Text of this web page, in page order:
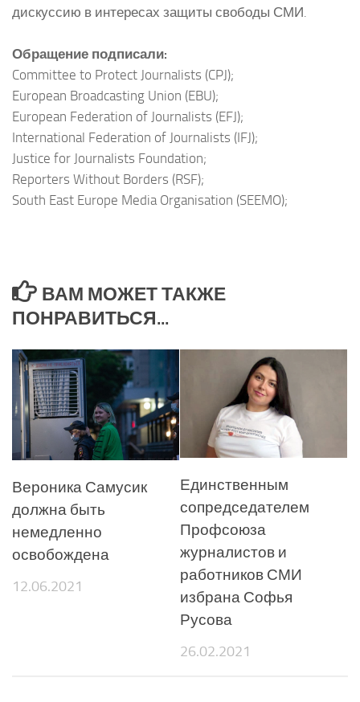
дискуссию в интересах защиты свободы СМИ.
Обращение подписали:
Committee to Protect Journalists (CPJ);
European Broadcasting Union (EBU);
European Federation of Journalists (EFJ);
International Federation of Journalists (IFJ);
Justice for Journalists Foundation;
Reporters Without Borders (RSF);
South East Europe Media Organisation (SEEMO);
ВАМ МОЖЕТ ТАКЖЕ
ПОНРАВИТЬСЯ...
Вероника Самусик
должна быть
немедленно
освобождена
12.06.2021
Единственным
сопредседателем
Профсоюза
журналистов и
работников СМИ
избрана Софья
Русова
26.02.2021